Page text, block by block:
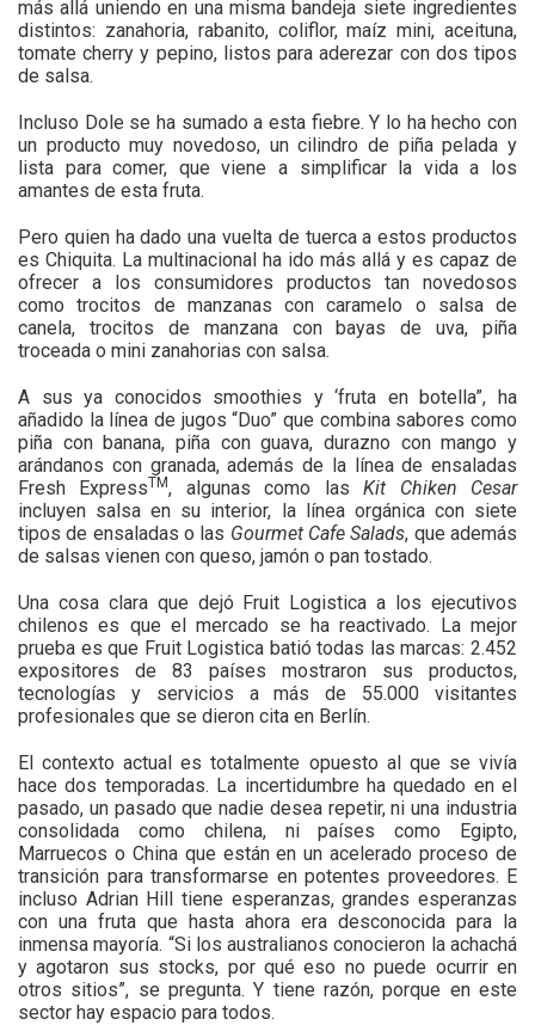
más allá uniendo en una misma bandeja siete ingredientes
distintos: zanahoria, rabanito, coliflor, maíz mini, aceituna,
tomate cherry y pepino, listos para aderezar con dos tipos
de salsa.
Incluso Dole se ha sumado a esta fiebre. Y lo ha hecho con
un producto muy novedoso, un cilindro de piña pelada y
lista para comer, que viene a simplificar la vida a los
amantes de esta fruta.
Pero quien ha dado una vuelta de tuerca a estos productos
es Chiquita. La multinacional ha ido más allá y es capaz de
ofrecer a los consumidores productos tan novedosos
como trocitos de manzanas con caramelo o salsa de
canela, trocitos de manzana con bayas de uva, piña
troceada o mini zanahorias con salsa.
A sus ya conocidos smoothies y ‘fruta en botella”, ha
añadido la línea de jugos “Duo” que combina sabores como
piña con banana, piña con guava, durazno con mango y
arándanos con granada, además de la línea de ensaladas
Fresh ExpressTM, algunas como lasKit Chiken Cesar
incluyen salsa en su interior, la línea orgánica con siete
tipos de ensaladas o las Gourmet Cafe Salads, que además
de salsas vienen con queso, jamón o pan tostado.
Una cosa clara que dejó Fruit Logistica a los ejecutivos
chilenos es que el mercado se ha reactivado. La mejor
prueba es que Fruit Logistica batió todas las marcas: 2.452
expositores de 83 países mostraron sus productos,
tecnologías y servicios a más de 55.000 visitantes
profesionales que se dieron cita en Berlín.
El contexto actual es totalmente opuesto al que se vivía
hace dos temporadas. La incertidumbre ha quedado en el
pasado, un pasado que nadie desea repetir, ni una industria
consolidada como chilena, ni países como Egipto,
Marruecos o China que están en un acelerado proceso de
transición para transformarse en potentes proveedores. E
incluso Adrian Hill tiene esperanzas, grandes esperanzas
con una fruta que hasta ahora era desconocida para la
inmensa mayoría. “Si los australianos conocieron la achachá
y agotaron sus stocks, por qué eso no puede ocurrir en
otros sitios”, se pregunta. Y tiene razón, porque en este
sector hay espacio para todos.